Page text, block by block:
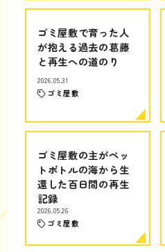
ゴミ屋敷で育った人
が抱える過去の葛藤
と再生への道のり
2026.05.31
ゴミ屋敷
ゴミ屋敷の主がペッ
トボトルの海から生
還した百日間の再生
記録
2026.05.26
ゴミ屋敷